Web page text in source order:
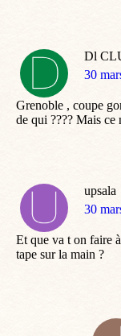
Dl
dit
30
Grenoble , coupe
de qui ???? Mais ce
upsala
dit
30
Et que va t on faire
tape sur la main ?